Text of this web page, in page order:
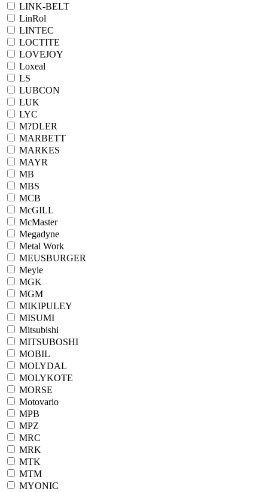
LINK-BELT
LinRol
LINTEC
LOCTITE
LOVEJOY
Loxeal
LS
LUBCON
LUK
LYC
M?DLER
MARBETT
MARKES
MAYR
MB
MBS
MCB
McGILL
McMaster
Megadyne
Metal Work
MEUSBURGER
Meyle
MGK
MGM
MIKIPULEY
MISUMI
Mitsubishi
MITSUBOSHI
MOBIL
MOLYDAL
MOLYKOTE
MORSE
Motovario
MPB
MPZ
MRC
MRK
MTK
MTM
MYONIC